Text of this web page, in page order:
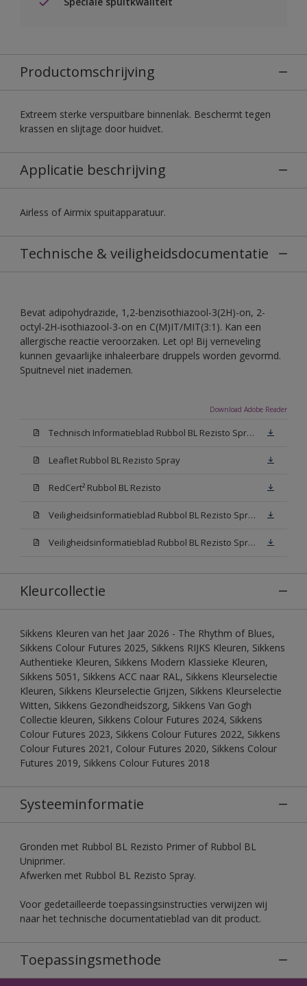
Productomschrijving
Extreem sterke verspuitbare binnenlak. Beschermt tegen
krassen en slijtage door huidvet.
Applicatie beschrijving
Airless of Airmix spuitapparatuur.
Technische & veiligheidsdocumentatie
Bevat adipohydrazide, 1,2-benzisothiazool-3(2H)-on, 2-
octyl-2H-isothiazool-3-on en C(M)IT/MIT(3:1). Kan een
allergische reactie veroorzaken. Let op! Bij verneveling
kunnen gevaarlijke inhaleerbare druppels worden gevormd.
Spuitnevel niet inademen.
Download Adobe Reader
Technisch Informatieblad Rubbol BL Rezisto Spray (PDF)
Leaflet Rubbol BL Rezisto Spray
RedCert² Rubbol BL Rezisto
Veiligheidsinformatieblad Rubbol BL Rezisto Spray W05 (MSDS)
Veiligheidsinformatieblad Rubbol BL Rezisto Spray N00 (MSDS)
Kleurcollectie
Sikkens Kleuren van het Jaar 2026 - The Rhythm of Blues,
Sikkens Colour Futures 2025, Sikkens RIJKS Kleuren, Sikkens
Authentieke Kleuren, Sikkens Modern Klassieke Kleuren,
Sikkens 5051, Sikkens ACC naar RAL, Sikkens Kleurselectie
Kleuren, Sikkens Kleurselectie Grijzen, Sikkens Kleurselectie
Witten, Sikkens Gezondheidszorg, Sikkens Van Gogh
Collectie kleuren, Sikkens Colour Futures 2024, Sikkens
Colour Futures 2023, Sikkens Colour Futures 2022, Sikkens
Colour Futures 2021, Colour Futures 2020, Sikkens Colour
Futures 2019, Sikkens Colour Futures 2018
Systeeminformatie
Gronden met Rubbol BL Rezisto Primer of Rubbol BL
Uniprimer.
Afwerken met Rubbol BL Rezisto Spray.
Voor gedetailleerde toepassingsinstructies verwijzen wij
naar het technische documentatieblad van dit product.
Toepassingsmethode